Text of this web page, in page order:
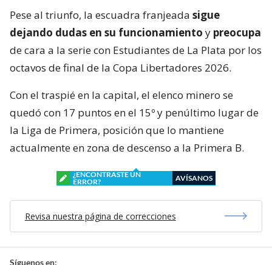
Pese al triunfo, la escuadra franjeada sigue
dejando dudas en su funcionamiento y preocupa
de cara a la serie con Estudiantes de La Plata por los
octavos de final de la Copa Libertadores 2026.
Con el traspié en la capital, el elenco minero se
quedó con 17 puntos en el 15º y penúltimo lugar de
la Liga de Primera, posición que lo mantiene
actualmente en zona de descenso a la Primera B.
¿ENCONTRASTE UN
ERROR?
AVÍSANOS
Revisa nuestra página de correcciones
Síguenos en: